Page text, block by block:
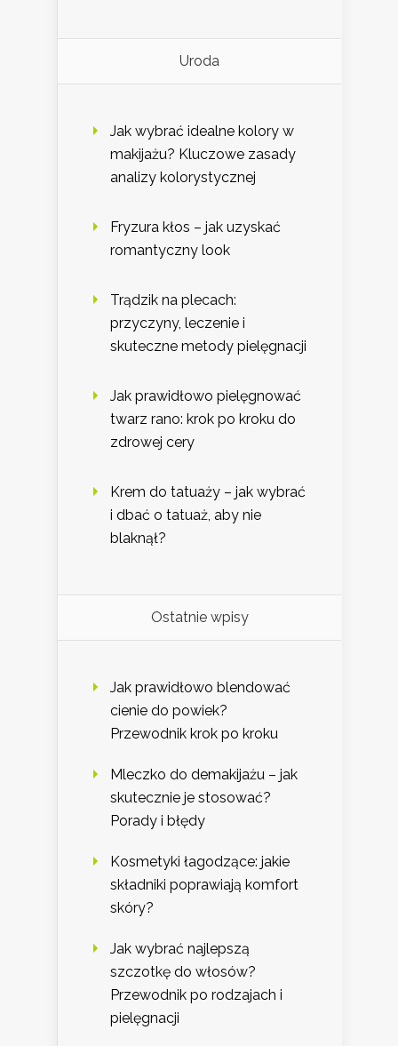
Uroda
Jak wybrać idealne kolory w
makijażu? Kluczowe zasady
analizy kolorystycznej
Fryzura kłos – jak uzyskać
romantyczny look
Trądzik na plecach:
przyczyny, leczenie i
skuteczne metody pielęgnacji
Jak prawidłowo pielęgnować
twarz rano: krok po kroku do
zdrowej cery
Krem do tatuaży – jak wybrać
i dbać o tatuaż, aby nie
blaknął?
Ostatnie wpisy
Jak prawidłowo blendować
cienie do powiek?
Przewodnik krok po kroku
Mleczko do demakijażu – jak
skutecznie je stosować?
Porady i błędy
Kosmetyki łagodzące: jakie
składniki poprawiają komfort
skóry?
Jak wybrać najlepszą
szczotkę do włosów?
Przewodnik po rodzajach i
pielęgnacji